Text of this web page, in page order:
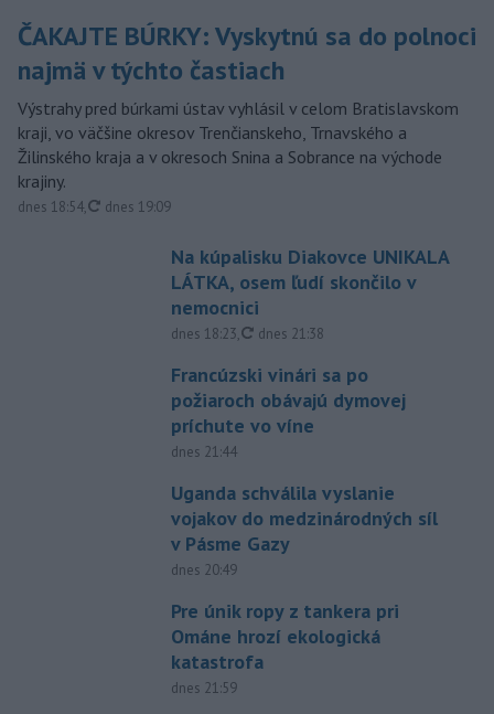
ČAKAJTE BÚRKY: Vyskytnú sa do polnoci
najmä v týchto častiach
Výstrahy pred búrkami ústav vyhlásil v celom Bratislavskom
kraji, vo väčšine okresov Trenčianskeho, Trnavského a
Žilinského kraja a v okresoch Snina a Sobrance na východe
krajiny.
dnes 18:54, aktualizované
dnes 19:09
Na kúpalisku Diakovce UNIKALA
LÁTKA, osem ľudí skončilo v
nemocnici
dnes 18:23, aktualizované
dnes 21:38
Francúzski vinári sa po
požiaroch obávajú dymovej
príchute vo víne
dnes 21:44
Uganda schválila vyslanie
vojakov do medzinárodných síl
v Pásme Gazy
dnes 20:49
Pre únik ropy z tankera pri
Ománe hrozí ekologická
katastrofa
dnes 21:59